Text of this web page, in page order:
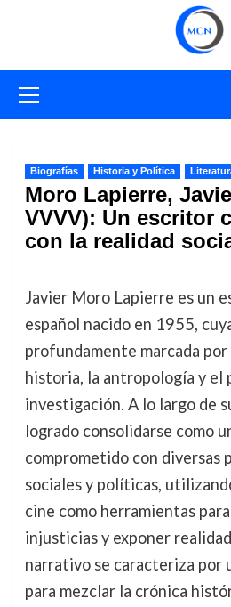
primario
Biografías Historia y Política
Moro Lapierre,
VVVV): Un escritor
con la realidad
Javier Moro Lapierre es un
español nacido en 1955,
profundamente marcada
historia, la antropología y el
investigación. A lo largo de
logrado consolidarse como
comprometido con diversas
sociales y políticas,
cine como herramientas
injusticias y exponer
narrativo se caracteriza por
para mezclar la crónica